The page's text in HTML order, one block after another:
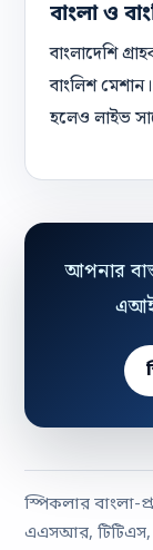
বাংলা ও
বাংলাদেশি
বাংলিশ
হলেও লাইভ
আপনার
এআই
স্পিকলার বাংলা-
এএসআর, টিটিএস,